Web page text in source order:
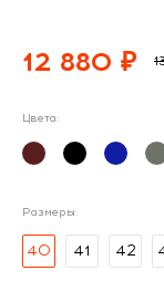
12 880 ₽
Цвета:
Размеры:
40 41 42